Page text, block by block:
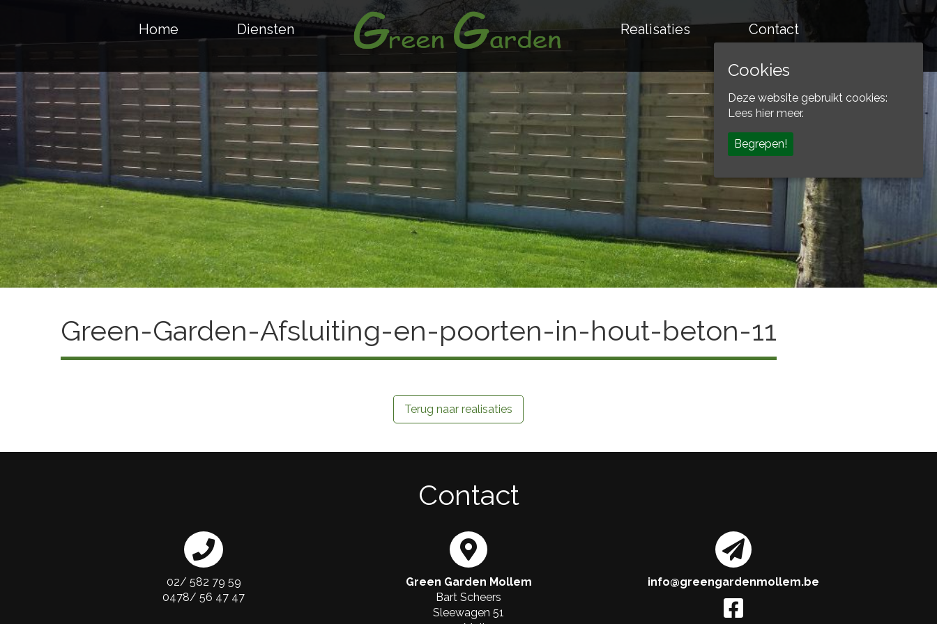
Home Diensten Realisaties Contact
Green-Garden-Afsluiting-en-poorten-in-hout-beton-11
Terug naar realisaties
Contact
02/ 582 79 59
0478/ 56 47 47
Green Garden Mollem
Bart Scheers
Sleewagen 51
info@greengardenmollem.be
Cookies
Deze website gebruikt cookies:
Lees hier meer.
Begrepen!